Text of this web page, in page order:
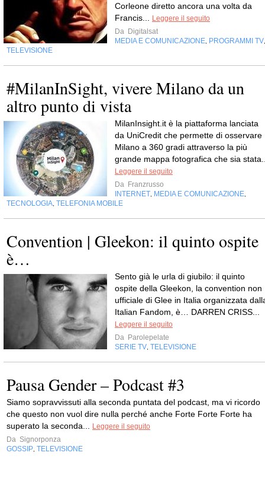
Corleone diretto ancora una volta da
Francis...
Leggere il seguito
Da Digitalsat
MEDIA E COMUNICAZIONE PROGRAMMI TV
TELEVISIONE
#MilanInSight, vivere Milano da un
altro punto di vista
MilanInsight.it è la piattaforma lanciata
da UniCredit che permette di osservare
Milano a 360 gradi attraverso la più
grande mappa fotografica che sia
Leggere il seguito
Da Franzrusso
INTERNET MEDIA E COMUNICAZIONE
TECNOLOGIA TELEFONIA MOBILE
Convention | Gleekon: il quinto ospite
è…
Sento già le urla di giubilo: il quinto
ospite della Gleekon, la convention non
ufficiale di Glee in Italia organizzata
Italian Fandom, è… DARREN CRISS...
Leggere il seguito
Da Parolepelate
SERIE TV TELEVISIONE
Pausa Gender – Podcast #3
Siamo sopravvissuti alla seconda puntata del podcast, ma vi ricordo
che questo non vuol dire nulla perché anche Forte Forte Forte ha
superato la seconda...
Leggere il seguito
Da Signorponza
GOSSIP TELEVISIONE